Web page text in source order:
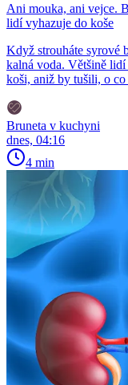
Ani mouka, ani vejce.
lidí vyhazuje do koše
Když strouháte syrové
kalná voda. Většině
koši, aniž by tušili, o
Bruneta v kuchyni
dnes, 04:16
4 min